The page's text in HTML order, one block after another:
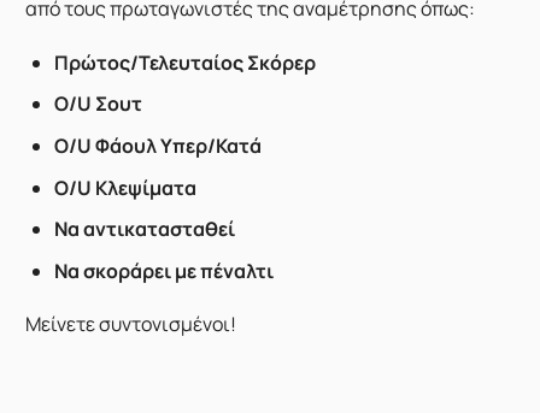
από τους πρωταγωνιστές της αναμέτρησης όπως:
Πρώτος/Τελευταίος Σκόρερ
O/U Σουτ
Ο/U Φάουλ Υπερ/Κατά
O/U Κλεψίματα
Να αντικατασταθεί
Να σκοράρει με πέναλτι
Μείνετε συντονισμένοι!